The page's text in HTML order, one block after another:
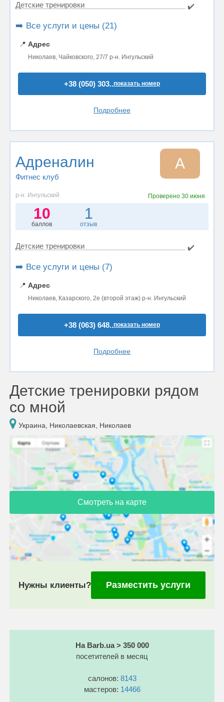
Детские тренировки ✔️
➡️ Все услуги и цены (21)
📍 Адрес
Николаев, Чайковского, 27/7 р-н. Ингульский
+38 (050) 303..показать номер
Подробнее
Адреналин
Фитнес клуб
А
р-н. Ингульский Проверено 30 июня
10
баллов
1
отзыв
Детские тренировки ✔️
➡️ Все услуги и цены (7)
📍 Адрес
Николаев, Казарского, 2е (второй этаж) р-н. Ингульский
+38 (063) 648..показать номер
Подробнее
Детские тренировки рядом
со мной
Украина, Николаевская, Николаев
Смотреть на карте
Нужны клиенты? Разместить услуги
На Barb.ua > 350 000
посетителей в месяц
салонов: 8143
мастеров: 14466